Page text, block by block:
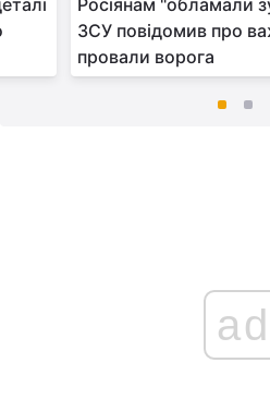
ЗСУ повідомив про
провали ворога
ad